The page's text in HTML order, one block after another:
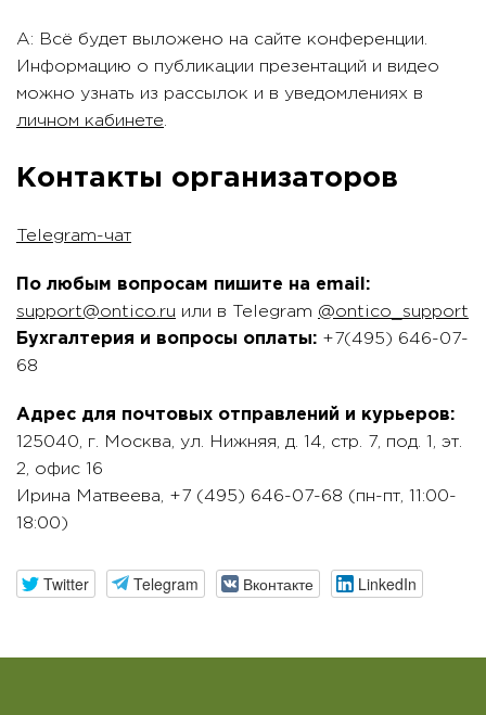
A: Всё будет выложено на сайте конференции.
Информацию о публикации презентаций и видео
можно узнать из рассылок и в уведомлениях в
личном кабинете
Контакты организаторов
Telegram-чат
По любым вопросам пишите на email:
support@ontico.ru или в Telegram @ontico_support
Бухгалтерия и вопросы оплаты: +7(495) 646-07-
68
Адрес для почтовых отправлений и курьеров:
125040, г. Москва, ул. Нижняя, д. 14, стр. 7, под. 1, эт.
2, офис 16
Ирина Матвеева, +7 (495) 646-07-68‬ (пн-пт, 11:00-
18:00)
Twitter Telegram Вконтакте LinkedIn